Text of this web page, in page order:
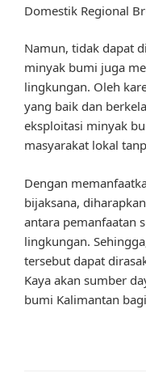
Domestik Regional
Namun, tidak dapat
minyak bumi juga
lingkungan. Oleh
yang baik dan
eksploitasi minyak
masyarakat lokal
Dengan
bijaksana,
antara pemanfaatan
lingkungan.
tersebut dapat
Kaya akan sumber
bumi Kalimantan